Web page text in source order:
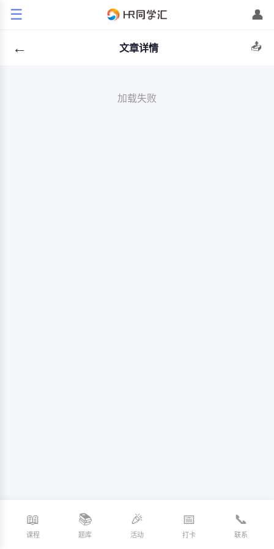
☰ 👤
← 文章详情 📤
加载失败
📖
课程
📚
题库
🎉
活动
📅
打卡
📞
联系